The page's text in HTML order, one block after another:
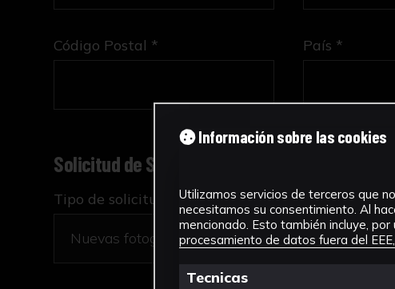
Código Postal * País *
Solicitud de Servicio
Tipo de solicitud *
Información sobre las cookies
Utilizamos servicios de terceros que
necesitamos su consentimiento. Al
mencionado. Esto también incluye,
procesamiento de datos fuera del
Tecnicas